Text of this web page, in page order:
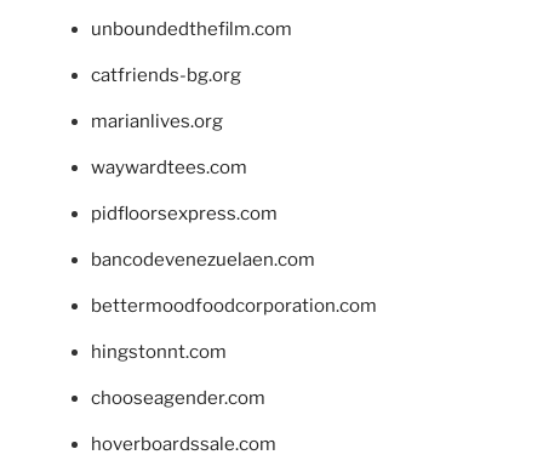
unboundedthefilm.com
catfriends-bg.org
marianlives.org
waywardtees.com
pidfloorsexpress.com
bancodevenezuelaen.com
bettermoodfoodcorporation.com
hingstonnt.com
chooseagender.com
hoverboardssale.com